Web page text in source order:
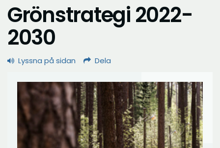
Grönstrategi 2022-
2030
Lyssna på sidan Dela